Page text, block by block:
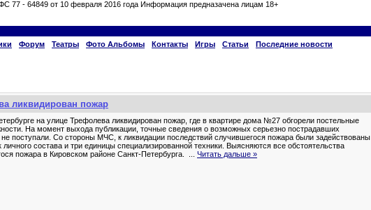
- 64849 от 10 февраля 2016 года Информация предназачена лицам 18+
Форум Театры Фото Альбомы Контакты Игры Статьи Последние новости
ликвидирован пожар
на улице Трефолева ликвидирован пожар, где в квартире дома №27 обгорели постельные
На момент выхода публикации, точные сведения о возможных серьезно пострадавших
не поступали. Со стороны МЧС, к ликвидации последствий случившегося пожара были задействованы
личного состава и три единицы специализированной техники. Выясняются все обстоятельства
пожара в Кировском районе Санкт-Петербурга.
Читать дальше »